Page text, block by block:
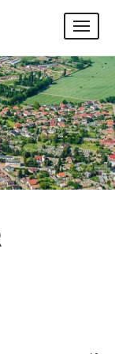
site
version
Hladať